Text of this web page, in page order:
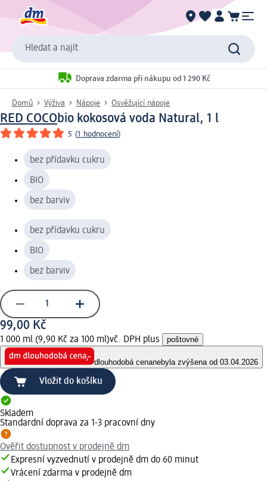
Hledat a najít
Doprava zdarma při nákupu od 1 290 Kč
Domů Výživa Nápoje Osvěžující nápoje
RED COCObio kokosová voda Natural, 1 l
5 (1 hodnocení)
bez přídavku cukru
BIO
bez barviv
bez přídavku cukru
BIO
bez barviv
99,00 Kč
1 000 ml (9,90 Kč za 100 ml)vč. DPH plus poštovné
dlouhodobá cenanebyla zvýšena od 03.04.2026
Vložit do košíku
Skladem
Standardní doprava za 1-3 pracovní dny
Ověřit dostupnost v prodejně dm
Expresní vyzvednutí v prodejně dm do 60 minut
Vrácení zdarma v prodejně dm